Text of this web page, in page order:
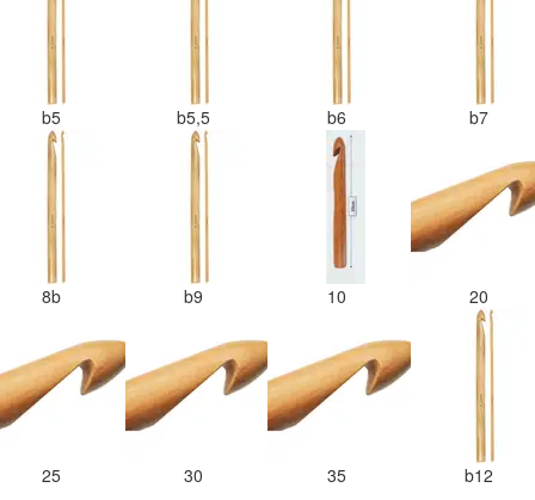
b5 b5,5 b6 b7
8b b9 10 20
25 30 35 b12